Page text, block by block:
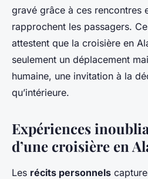
gravé grâce à ces rencontres
rapprochent les passagers.
attestent que la croisière en
seulement un déplacement
humaine, une invitation à la
qu’intérieure.
Expériences
d’une croisière en
Les récits personnels